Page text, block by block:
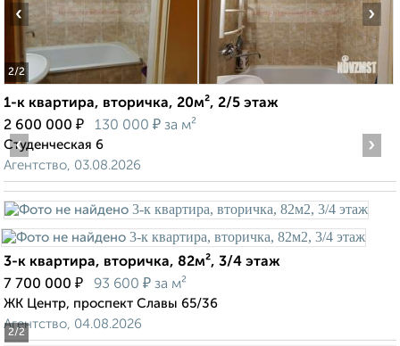
2/2
‹ ›
1-к квартира, вторичка, 20м², 2/5 этаж
2 600 000 ₽ 130 000 ₽ за м²
Студенческая 6
Агентство, 03.08.2026
2/2
‹ ›
3-к квартира, вторичка, 82м², 3/4 этаж
7 700 000 ₽ 93 600 ₽ за м²
ЖК Центр, проспект Славы 65/36
Агентство, 04.08.2026